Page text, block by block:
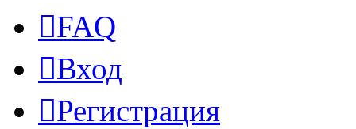
FAQ
Вход
Регистрация